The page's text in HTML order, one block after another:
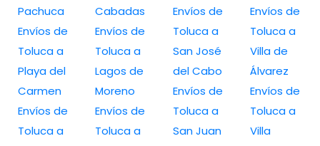
Pachuca
Envíos de
Toluca a
Playa del
Carmen
Envíos de
Toluca a
Cabadas
Envíos de
Toluca a
Lagos de
Moreno
Envíos de
Toluca a
Envíos de
Toluca a
San José
del Cabo
Envíos de
Toluca a
San Juan
Envíos de
Toluca a
Villa de
Álvarez
Envíos de
Toluca a
Villa